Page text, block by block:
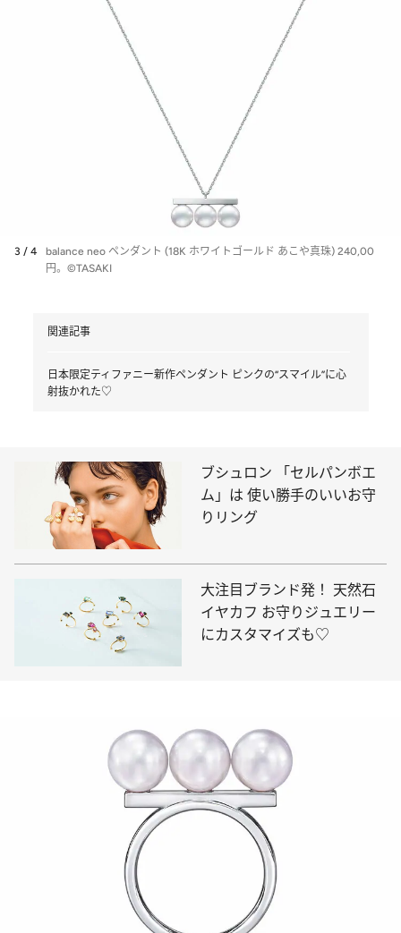
3 / 4
balance neo ペンダント (18K ホワイトゴールド あこや真珠) 240,00
円。©︎TASAKI
関連記事
日本限定ティファニー新作ペンダント ピンクの“スマイル”に心
射抜かれた♡
ブシュロン 「セルパンボエ
ム」は 使い勝手のいいお守
りリング
大注目ブランド発！ 天然石
イヤカフ お守りジュエリー
にカスタマイズも♡